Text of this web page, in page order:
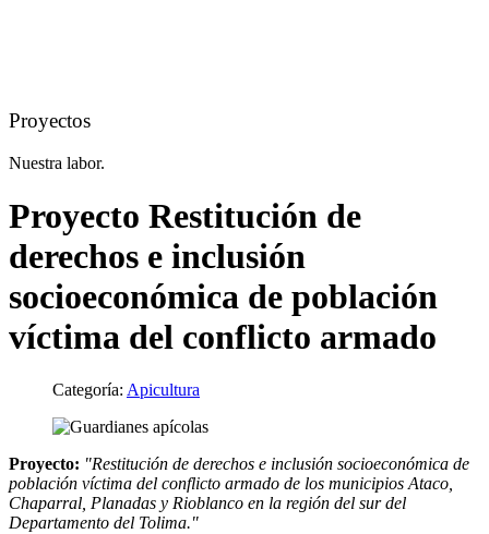
Proyectos
Nuestra labor.
Proyecto Restitución de
derechos e inclusión
socioeconómica de población
víctima del conflicto armado
Categoría: Apicultura
Proyecto: "Restitución de derechos e inclusión socioeconómica de
población víctima del conflicto armado de los municipios Ataco,
Chaparral, Planadas y Rioblanco en la región del sur del
Departamento del Tolima."